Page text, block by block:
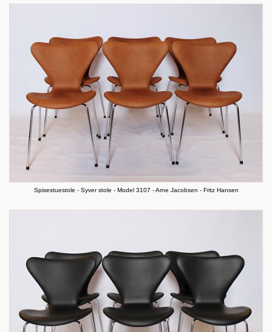
Spisestuestole - Syver stole - Model 3107 - Arne Jacobsen - Fritz Hansen